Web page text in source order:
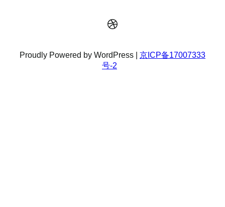
Dribbble
Proudly Powered by WordPress | 京ICP备17007333
号-2